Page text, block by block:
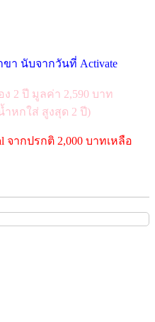
ขา นับจากวันที่ Activate
ง 2 ปี มูลค่า 2,590 บาท
หกใส่ สูงสุด 2 ปี)
จากปรกติ 2,000 บาทเหลือ